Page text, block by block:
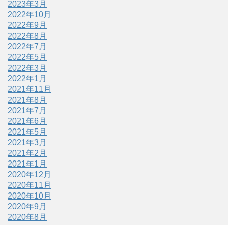
2023年3月
2022年10月
2022年9月
2022年8月
2022年7月
2022年5月
2022年3月
2022年1月
2021年11月
2021年8月
2021年7月
2021年6月
2021年5月
2021年3月
2021年2月
2021年1月
2020年12月
2020年11月
2020年10月
2020年9月
2020年8月